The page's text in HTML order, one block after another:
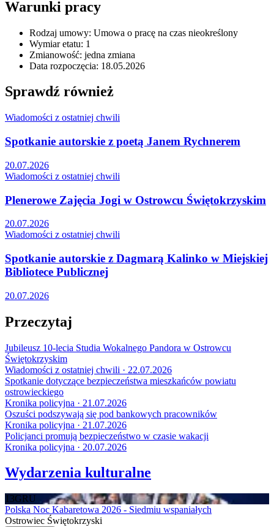
Warunki pracy
Rodzaj umowy: Umowa o pracę na czas nieokreślony
Wymiar etatu: 1
Zmianowość: jedna zmiana
Data rozpoczęcia: 18.05.2026
Sprawdź również
Wiadomości z ostatniej chwili
Spotkanie autorskie z poetą Janem Rychnerem
20.07.2026
Wiadomości z ostatniej chwili
Plenerowe Zajęcia Jogi w Ostrowcu Świętokrzyskim
20.07.2026
Wiadomości z ostatniej chwili
Spotkanie autorskie z Dagmarą Kalinko w Miejskiej
Bibliotece Publicznej
20.07.2026
Przeczytaj
Jubileusz 10-lecia Studia Wokalnego Pandora w Ostrowcu
Świętokrzyskim
Wiadomości z ostatniej chwili · 22.07.2026
Spotkanie dotyczące bezpieczeństwa mieszkańców powiatu
ostrowieckiego
Kronika policyjna · 21.07.2026
Oszuści podszywają się pod bankowych pracowników
Kronika policyjna · 21.07.2026
Policjanci promują bezpieczeństwo w czasie wakacji
Kronika policyjna · 20.07.2026
Wydarzenia kulturalne
13GRU
Polska Noc Kabaretowa 2026 - Siedmiu wspaniałych
Ostrowiec Świętokrzyski